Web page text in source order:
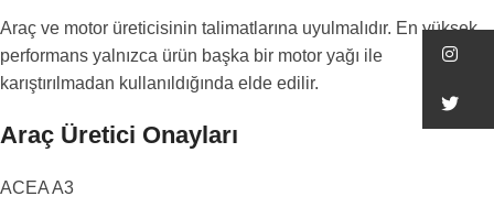
Araç ve motor üreticisinin talimatlarına uyulmalıdır. En yüksek
performans yalnızca ürün başka bir motor yağı ile
karıştırılmadan kullanıldığında elde edilir.
Araç Üretici Onayları
ACEA A3